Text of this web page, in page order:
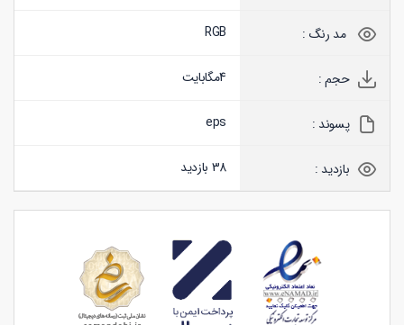
مد رنگ : RGB
حجم : 4مگابایت
پسوند : eps
بازدید : 38 بازدید